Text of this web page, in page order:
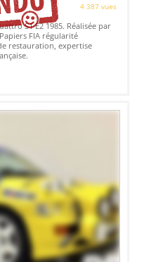
4 387 vues
S1 E2 1985. Réalisée par
FIA régularité
restauration, expertise